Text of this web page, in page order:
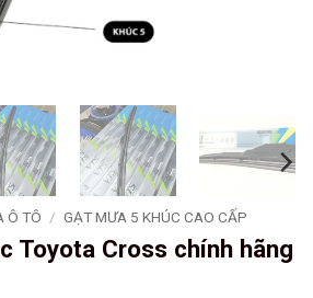
Ô TÔ / GẠT MƯA 5 KHÚC CAO CẤP
Toyota Cross chính hãng